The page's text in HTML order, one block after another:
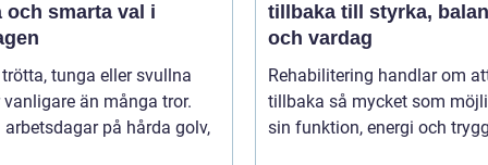
och smarta val i
tunga eller svullna
vanligare än många tror.
arbetsdagar på hårda golv,
tillbaka till styrka,
och vardag
Rehabilitering handlar om
tillbaka så mycket som
sin funktion, energi och